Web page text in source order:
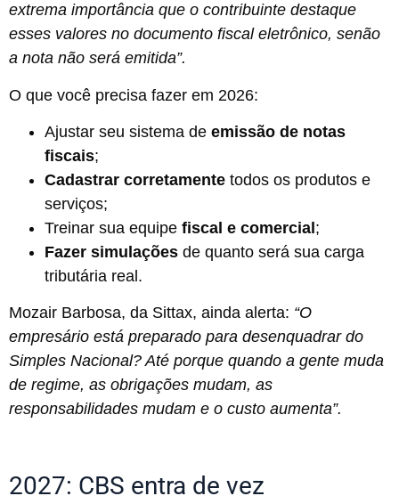
extrema importância que o contribuinte destaque
esses valores no documento fiscal eletrônico, senão
a nota não será emitida”.
O que você precisa fazer em 2026:
Ajustar seu sistema de emissão de notas
fiscais;
Cadastrar corretamente todos os produtos e
serviços;
Treinar sua equipe fiscal e comercial ;
Fazer simulações de quanto será sua carga
tributária real.
Mozair Barbosa, da Sittax, ainda alerta: “O
empresário está preparado para desenquadrar do
Simples Nacional? Até porque quando a gente muda
de regime, as obrigações mudam, as
responsabilidades mudam e o custo aumenta”.
2027: CBS entra de vez